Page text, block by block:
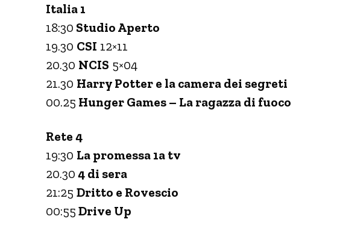
Italia 1
18:30 Studio Aperto
19.30 CSI 12×11
20.30 NCIS 5×04
21.30 Harry Potter e la camera dei segreti
00.25 Hunger Games – La ragazza di fuoco
Rete 4
19:30 La promessa 1a tv
20.30 4 di sera
21:25 Dritto e Rovescio
00:55 Drive Up